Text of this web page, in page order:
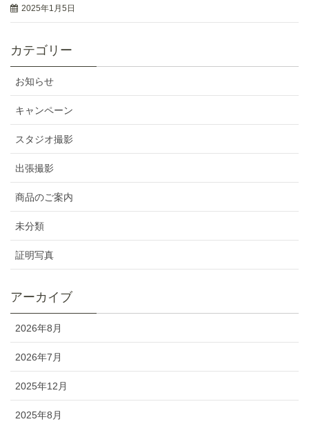
2025年1月5日
カテゴリー
お知らせ
キャンペーン
スタジオ撮影
出張撮影
商品のご案内
未分類
証明写真
アーカイブ
2026年8月
2026年7月
2025年12月
2025年8月